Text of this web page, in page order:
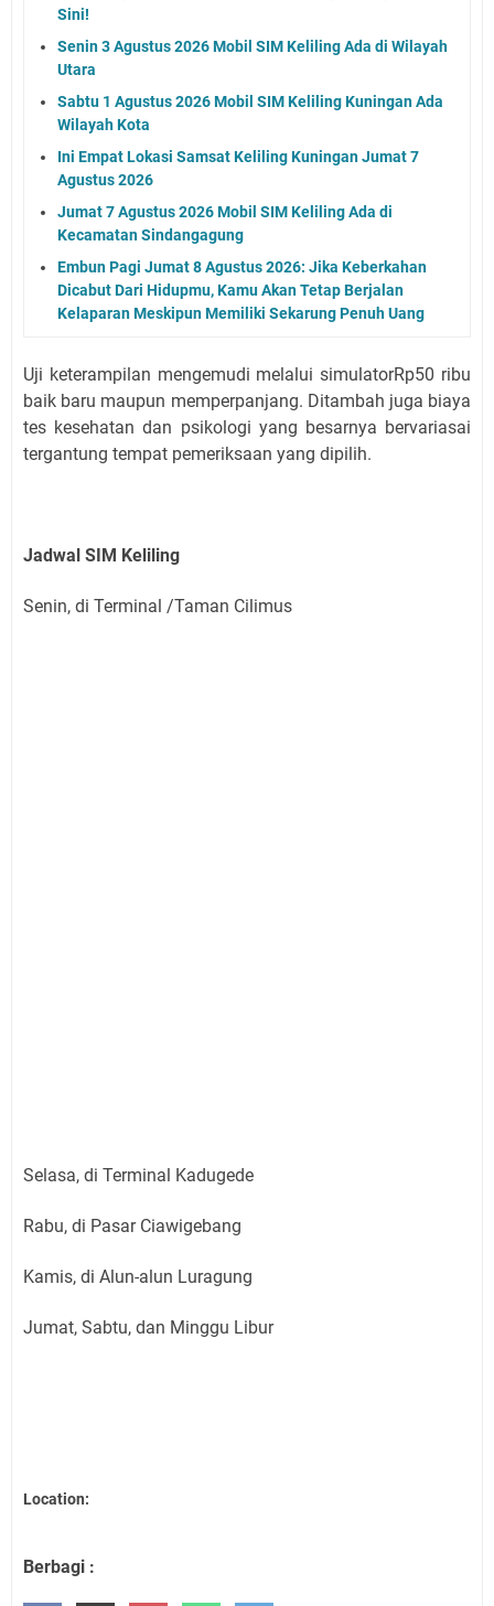
Sini!
Senin 3 Agustus 2026 Mobil SIM Keliling Ada di Wilayah
Utara
Sabtu 1 Agustus 2026 Mobil SIM Keliling Kuningan Ada
Wilayah Kota
Ini Empat Lokasi Samsat Keliling Kuningan Jumat 7
Agustus 2026
Jumat 7 Agustus 2026 Mobil SIM Keliling Ada di
Kecamatan Sindangagung
Embun Pagi Jumat 8 Agustus 2026: Jika Keberkahan
Dicabut Dari Hidupmu, Kamu Akan Tetap Berjalan
Kelaparan Meskipun Memiliki Sekarung Penuh Uang
Uji keterampilan mengemudi melalui simulatorRp50 ribu
baik baru maupun memperpanjang. Ditambah juga biaya
tes kesehatan dan psikologi yang besarnya bervariasai
tergantung tempat pemeriksaan yang dipilih.
Jadwal SIM Keliling
Senin, di Terminal /Taman Cilimus
Selasa, di Terminal Kadugede
Rabu, di Pasar Ciawigebang
Kamis, di Alun-alun Luragung
Jumat, Sabtu, dan Minggu Libur
Location:
Berbagi :